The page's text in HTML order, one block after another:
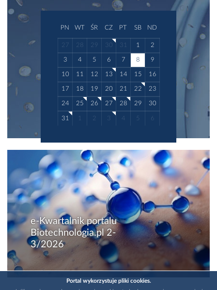
PN WT ŚR CZ PT SB ND
27 28 29 30 31 1 2
3 4 5 6 7 8 9
10 11 12 13 14 15 16
17 18 19 20 21 22 23
24 25 26 27 28 29 30
31 1 2 3 4 5 6
e-Kwartalnik portalu
Biotechnologia.pl 2-
3/2026
Portal wykorzystuje pliki cookies.